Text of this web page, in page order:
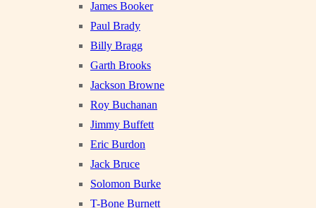
James Booker
Paul Brady
Billy Bragg
Garth Brooks
Jackson Browne
Roy Buchanan
Jimmy Buffett
Eric Burdon
Jack Bruce
Solomon Burke
T-Bone Burnett